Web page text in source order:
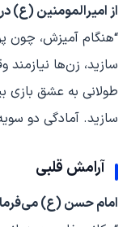
از امیرالمومنین (ع)
“هنگام آمیزش، چون
سازید، زن‌ها
طولانی به عشق بازی
سازید. آمادگی دو
آرامش قلبی
امام حسن (ع)